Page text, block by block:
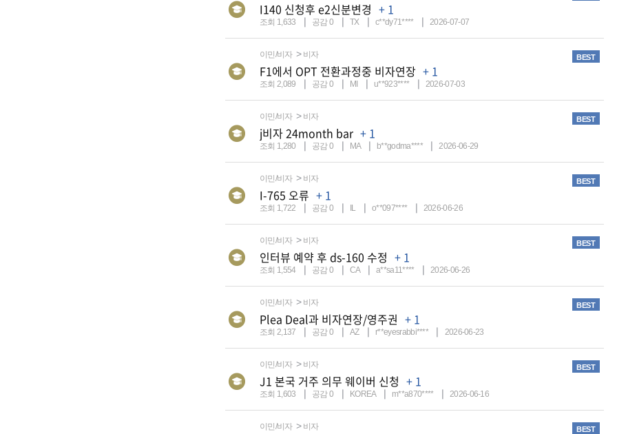
I140 신청후 e2신분변경 + 1
조회 1,633 공감0 TX c**dy71**** 2026-07-07
이민/비자 비자 BEST
F1에서 OPT 전환과정중 비자연장 + 1
조회 2,089 공감0 MI u**923**** 2026-07-03
이민/비자 비자 BEST
j비자 24month bar + 1
조회 1,280 공감0 MA b**godma**** 2026-06-29
이민/비자 비자 BEST
I-765 오류 + 1
조회 1,722 공감0 IL o**097**** 2026-06-26
이민/비자 비자 BEST
인터뷰 예약 후 ds-160 수정 + 1
조회 1,554 공감0 CA a**sa11**** 2026-06-26
이민/비자 비자 BEST
Plea Deal과 비자연장/영주권 + 1
조회 2,137 공감0 AZ r**eyesrabbi**** 2026-06-23
이민/비자 비자 BEST
J1 본국 거주 의무 웨이버 신청 + 1
조회 1,603 공감0 KOREA m**a870**** 2026-06-16
이민/비자 비자 BEST